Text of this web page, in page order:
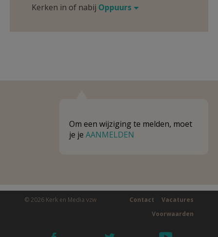
Kerken in of nabij Oppuurs
Om een wijziging te melden, moet
je je AANMELDEN
© 2026 Kerk en Media vzw Vacatures
Contact
Voorwaarden